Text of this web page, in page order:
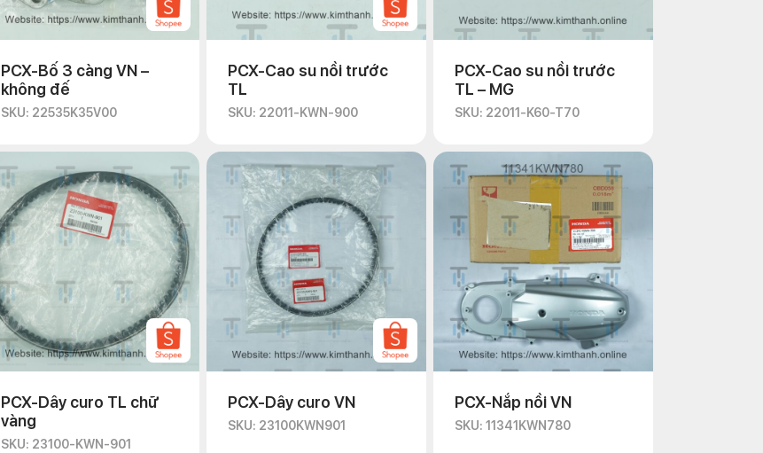
PCX-Bố 3 càng VN –
không đế
SKU: 22535K35V00
PCX-Cao su nồi trước
TL
SKU: 22011-KWN-900
PCX-Cao su nồi trước
TL – MG
SKU: 22011-K60-T70
PCX-Dây curo TL chữ
vàng
SKU: 23100-KWN-901
PCX-Dây curo VN
SKU: 23100KWN901
PCX-Nắp nồi VN
SKU: 11341KWN780